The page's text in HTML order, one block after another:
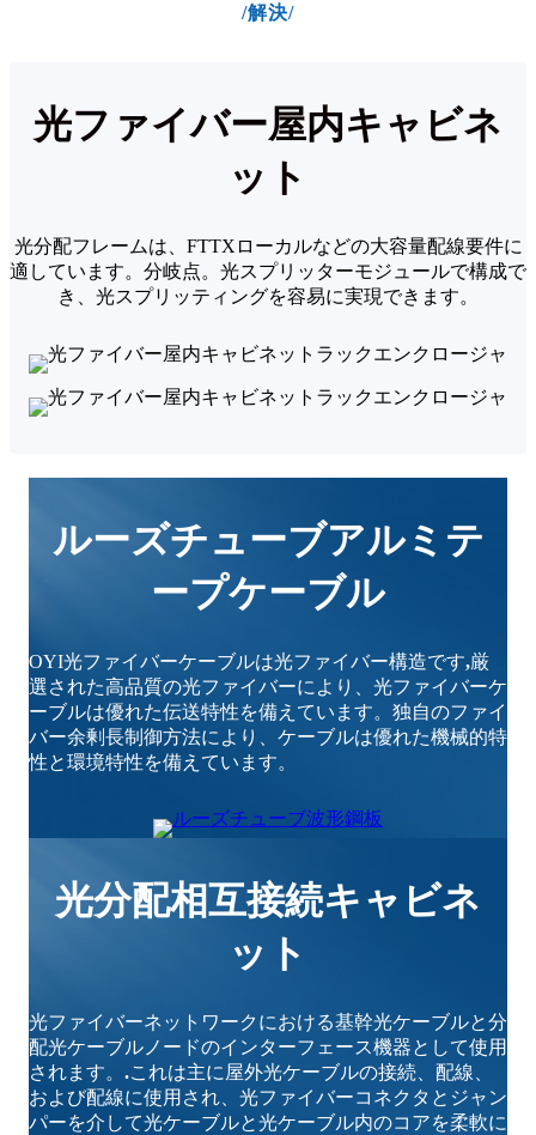
/解決/
光ファイバー屋内キャビネ
ット
光分配フレームは、FTTXローカルなどの大容量配線要件に
適しています。 分岐点。光スプリッターモジュールで構成で
き、光スプリッティングを容易に実現できます。
ルーズチューブアルミテ
ープケーブル
OYI光ファイバーケーブルは光ファイバー構造です,厳
選された高品質の光ファイバーにより、光ファイバーケ
ーブルは優れた伝送特性を備えています。独自のファイ
バー余剰長制御方法により、ケーブルは優れた機械的特
性と環境特性を備えています。
光分配相互接続キャビネ
ット
光ファイバーネットワークにおける基幹光ケーブルと分
配光ケーブルノードのインターフェース機器として使用
されます。 .これは主に屋外光ケーブルの接続、配線、
および配線に使用され、光ファイバーコネクタとジャン
パーを介して光ケーブルと光ケーブル内のコアを柔軟に